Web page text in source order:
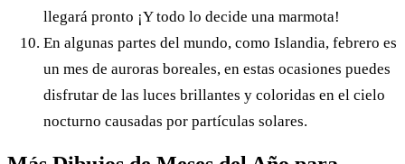
llegará pronto ¡Y todo lo decide una marmota!
En algunas partes del mundo, como Islandia, febrero es
un mes de auroras boreales, en estas ocasiones puedes
disfrutar de las luces brillantes y coloridas en el cielo
nocturno causadas por partículas solares.